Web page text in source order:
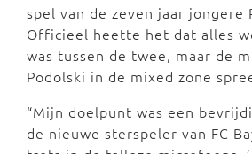
spel van de zeven jaar jongere
Officieel heette het dat alles
was tussen de twee, maar de
Podolski in de mixed zone
“Mijn doelpunt was een
de nieuwe sterspeler van FC